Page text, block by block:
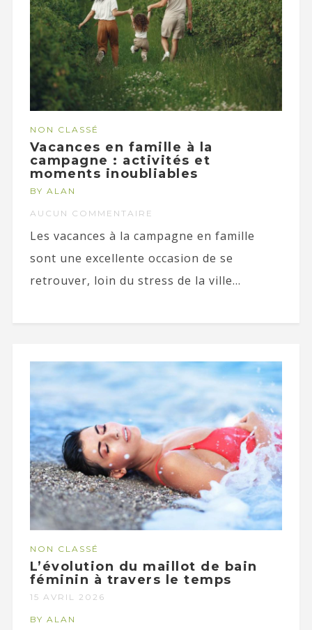
NON CLASSÉ
Vacances en famille à la
campagne : activités et
moments inoubliables
BY ALAN
AUCUN COMMENTAIRE
Les vacances à la campagne en famille
sont une excellente occasion de se
retrouver, loin du stress de la ville...
NON CLASSÉ
L’évolution du maillot de bain
féminin à travers le temps
15 AVRIL 2026
BY ALAN